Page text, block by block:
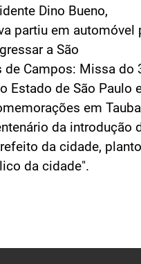
Dino Bueno,
partiu em automóvel
a São
de Campos: Missa do
Estado de São Paulo
em
da introdução
da cidade,
da cidade".